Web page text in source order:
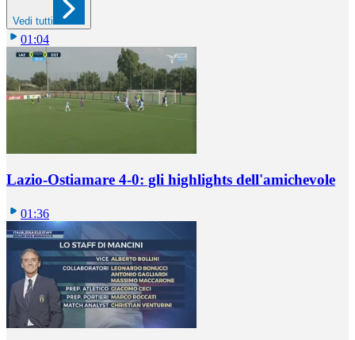
Vedi tutti
01:04
Lazio-Ostiamare 4-0: gli highlights dell'amichevole
01:36